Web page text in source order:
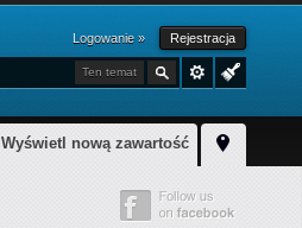
Logowanie » Rejestracja
Ten temat
Wyświetl nową zawartość